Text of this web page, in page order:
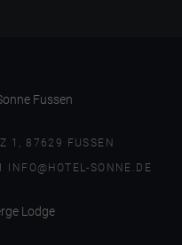
Fussen
1, 87629 FUSSEN
INFO@HOTEL-SONNE.DE
Lodge